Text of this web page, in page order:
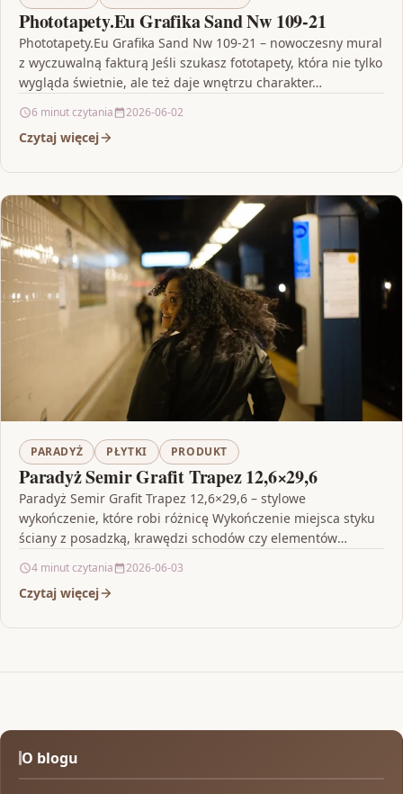
Phototapety.Eu Grafika Sand Nw 109-21
Phototapety.Eu Grafika Sand Nw 109-21 – nowoczesny mural
z wyczuwalną fakturą Jeśli szukasz fototapety, która nie tylko
wygląda świetnie, ale też daje wnętrzu charakter…
6 minut czytania 2026-06-02
Czytaj więcej
PARADYŻ PŁYTKI PRODUKT
Paradyż Semir Grafit Trapez 12,6×29,6
Paradyż Semir Grafit Trapez 12,6×29,6 – stylowe
wykończenie, które robi różnicę Wykończenie miejsca styku
ściany z posadzką, krawędzi schodów czy elementów
4 minut czytania 2026-06-03
Czytaj więcej
O blogu